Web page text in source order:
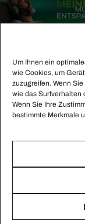
Um Ihnen ein
wie Cookies, um
zuzugreifen. Wenn
wie das Surfverhalten
Wenn Sie Ihre
bestimmte Merkmale